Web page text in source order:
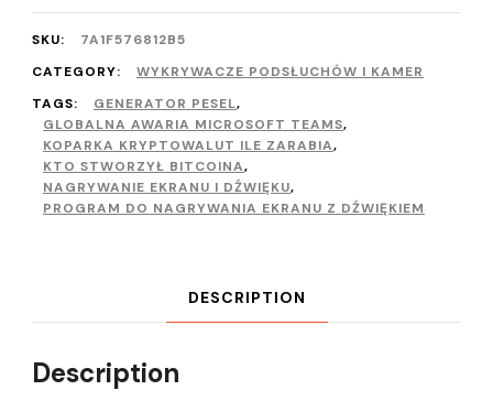
SKU:
7A1F576812B5
CATEGORY:
WYKRYWACZE PODSŁUCHÓW I KAMER
TAGS:
GENERATOR PESEL,
GLOBALNA AWARIA MICROSOFT TEAMS,
KOPARKA KRYPTOWALUT ILE ZARABIA,
KTO STWORZYŁ BITCOINA,
NAGRYWANIE EKRANU I DŹWIĘKU,
PROGRAM DO NAGRYWANIA EKRANU Z DŹWIĘKIEM
DESCRIPTION
Description